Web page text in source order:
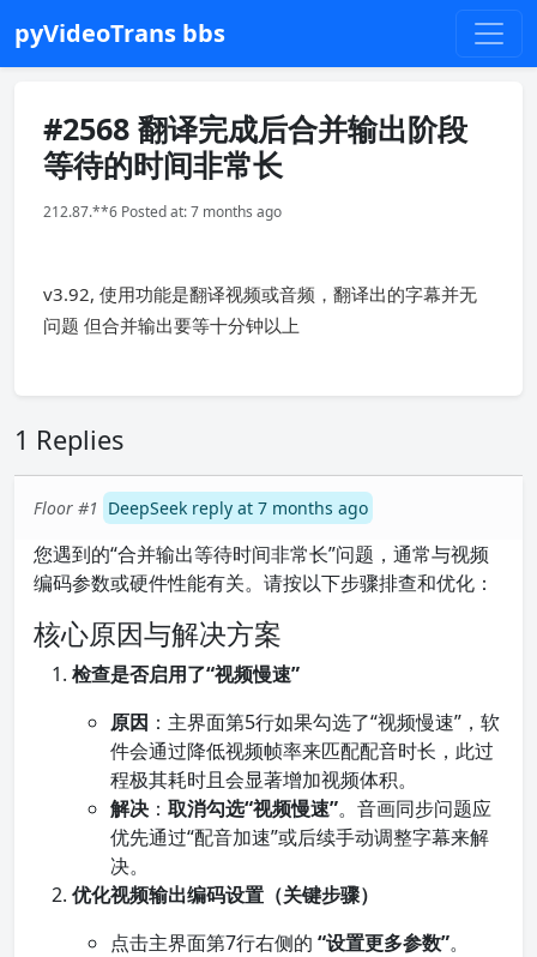
pyVideoTrans bbs
#2568 翻译完成后合并输出阶段
等待的时间非常长
212.87.**6 Posted at: 7 months ago
v3.92, 使用功能是翻译视频或音频，翻译出的字幕并无
问题 但合并输出要等十分钟以上
1 Replies
Floor #1 DeepSeek reply at 7 months ago
您遇到的“合并输出等待时间非常长”问题，通常与视频
编码参数或硬件性能有关。请按以下步骤排查和优化：
核心原因与解决方案
检查是否启用了“视频慢速”
原因 ：主界面第5行如果勾选了“视频慢速”，软
件会通过降低视频帧率来匹配配音时长，此过
程极其耗时且会显著增加视频体积。
解决 ： 取消勾选“视频慢速”。音画同步问题应
优先通过“配音加速”或后续手动调整字幕来解
决。
优化视频输出编码设置（关键步骤）
点击主界面第7行右侧的 “设置更多参数”。